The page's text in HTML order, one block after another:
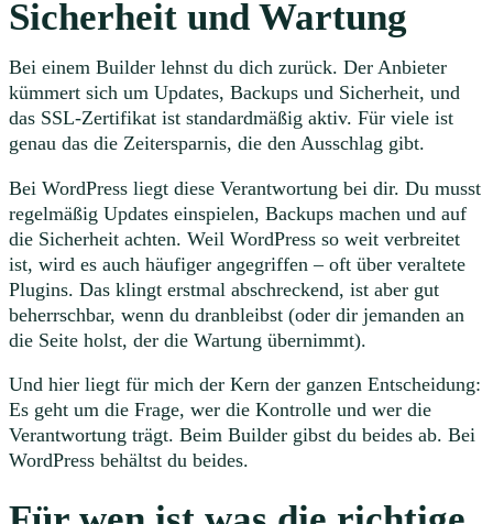
Sicherheit und Wartung
Bei einem Builder lehnst du dich zurück. Der Anbieter
kümmert sich um Updates, Backups und Sicherheit, und
das SSL-Zertifikat ist standardmäßig aktiv. Für viele ist
genau das die Zeitersparnis, die den Ausschlag gibt.
Bei WordPress liegt diese Verantwortung bei dir. Du musst
regelmäßig Updates einspielen, Backups machen und auf
die Sicherheit achten. Weil WordPress so weit verbreitet
ist, wird es auch häufiger angegriffen – oft über veraltete
Plugins. Das klingt erstmal abschreckend, ist aber gut
beherrschbar, wenn du dranbleibst (oder dir jemanden an
die Seite holst, der die Wartung übernimmt).
Und hier liegt für mich der Kern der ganzen Entscheidung:
Es geht um die Frage, wer die Kontrolle und wer die
Verantwortung trägt. Beim Builder gibst du beides ab. Bei
WordPress behältst du beides.